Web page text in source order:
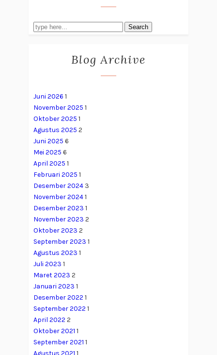
Search
Blog Archive
Juni 2026 1
November 2025 1
Oktober 2025 1
Agustus 2025 2
Juni 2025 6
Mei 2025 6
April 2025 1
Februari 2025 1
Desember 2024 3
November 20241
Desember 2023 1
November 2023 2
Oktober 2023 2
September 2023 1
Agustus 2023 1
Juli 2023 1
Maret 2023 2
Januari 2023 1
Desember 2022 1
September 2022 1
April 2022 2
Oktober 2021 1
September 2021 1
Agustus 2021 1